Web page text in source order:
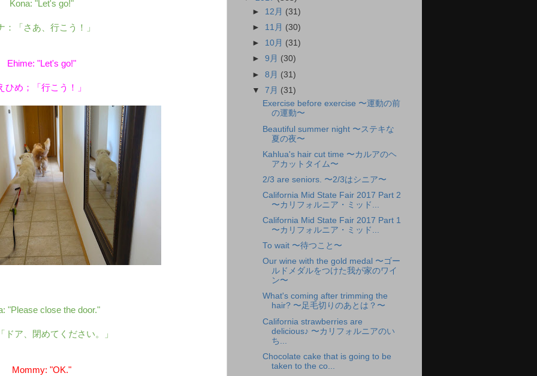
Kona: "Let's go!"
：「さあ、行こう！」
Ehime: "Let's go!"
ひめ；「行こう！」
"Please close the door."
ドア、閉めてください。」
Mommy: "OK."
► 12月 (31)
► 11月 (30)
► 10月 (31)
►9月 (30)
►8月 (31)
▼7月 (31)
Exercise before exercise 〜運動の前
の運動〜
Beautiful summer night 〜ステキな
夏の夜〜
Kahlua's hair cut time 〜カルアのヘ
アカットタイム〜
2/3 are seniors. 〜2/3はシニア〜
California Mid State Fair 2017 Part 2
〜カリフォルニア・ミッド...
California Mid State Fair 2017 Part 1
〜カリフォルニア・ミッド...
To wait 〜待つこと〜
Our wine with the gold medal 〜ゴー
ルドメダルをつけた我が家のワイ
ン〜
What's coming after trimming the
hair? 〜足毛切りのあとは？〜
California strawberries are
delicious♪ 〜カリフォルニアのい
ち...
Chocolate cake that is going to be
taken to the co...